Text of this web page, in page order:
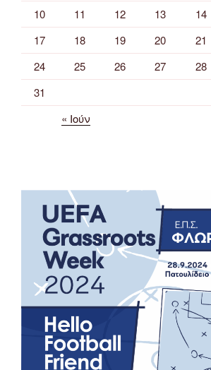
10
11 12 13 14
17
18 19 20 21
24
25 26 27 28
31
« Ιούν